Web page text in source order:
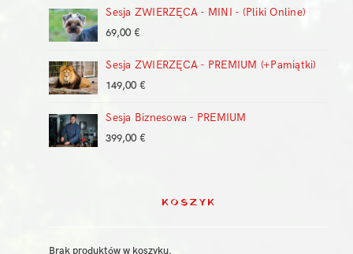
399,00 €
Sesja ZWIERZĘCA - MINI - (Pliki Online)
69,00 €
Sesja ZWIERZĘCA - PREMIUM (+Pamiątki)
149,00 €
Sesja Biznesowa - PREMIUM
399,00 €
KOSZYK
Brak produktów w koszyku.